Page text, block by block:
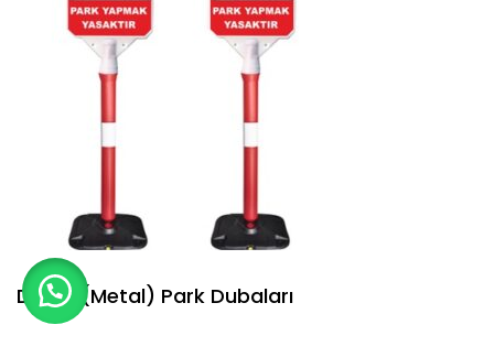
Demir (Metal) Park Dubaları